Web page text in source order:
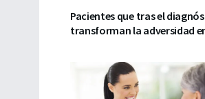
Pacientes que tras el
transforman la adversidad